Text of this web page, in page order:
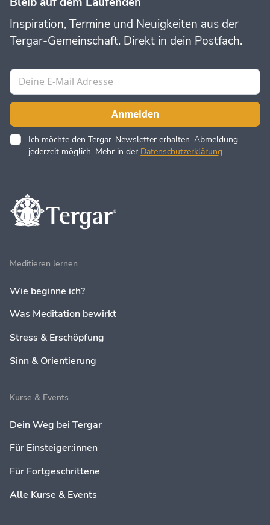
Inspiration, Termine und Neuigkeiten aus der
Tergar-Gemeinschaft. Direkt in dein Postfach.
Ich möchte den Tergar-Newsletter erhalten. Abmeldung
jederzeit möglich. Mehr in der Datenschutzerklärung.
Meditieren lernen
Wie beginne ich?
Was Meditation bewirkt
Stress & Erschöpfung
Sinn & Orientierung
Kurse & Events
Dein Weg bei Tergar
Für Einsteiger:innen
Für Fortgeschrittene
Alle Kurse & Events